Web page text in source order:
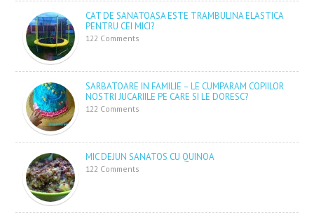
CAT DE SANATOASA ESTE TRAMBULINA ELASTICA
PENTRU CEI MICI?
122 Comments
SARBATOARE IN FAMILIE – LE CUMPARAM COPIILOR
NOSTRI JUCARIILE PE CARE SI LE DORESC?
122 Comments
MIC DEJUN SANATOS CU QUINOA
122 Comments